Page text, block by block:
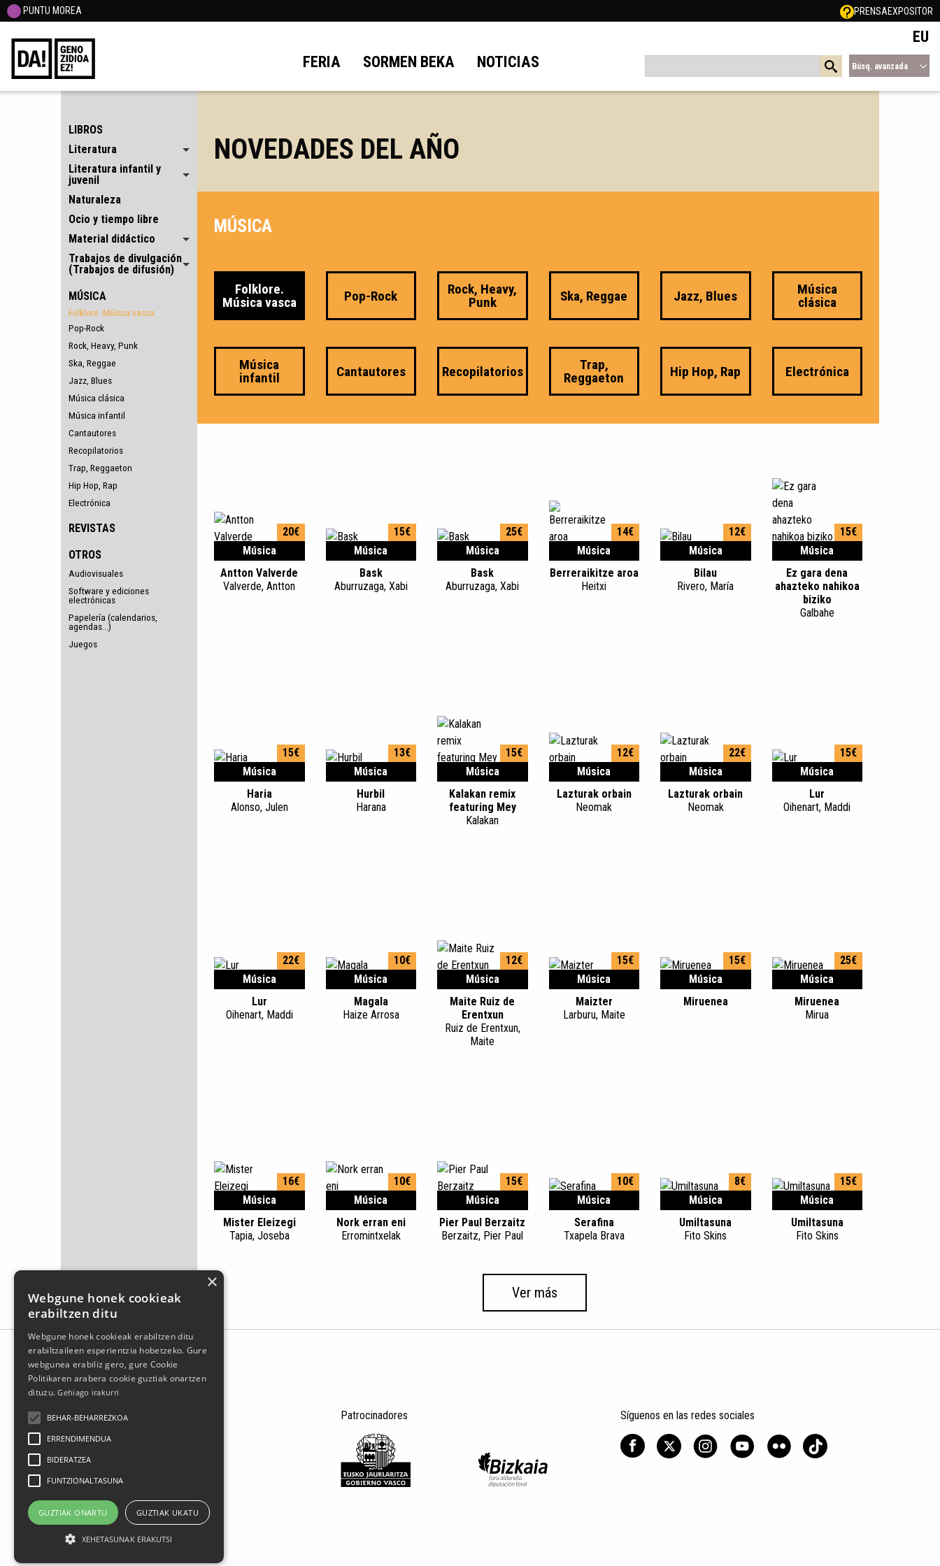
PUNTU MOREA PRENSAEXPOSITOR
FERIA SORMEN BEKA NOTICIAS
EU
Búsq. avanzada
LIBROS
Literatura
Literatura infantil y
juvenil
Naturaleza
Ocio y tiempo libre
Material didáctico
Trabajos de divulgación
(Trabajos de difusión)
MÚSICA
Folklore. Música vasca
Pop-Rock
Rock, Heavy, Punk
Ska, Reggae
Jazz, Blues
Música clásica
Música infantil
Cantautores
Recopilatorios
Trap, Reggaeton
Hip Hop, Rap
Electrónica
REVISTAS
OTROS
Audiovisuales
Software y ediciones
electrónicas
Papelería (calendarios,
agendas...)
Juegos
NOVEDADES DEL AÑO
MÚSICA
Folklore.
Música vasca
Pop-Rock
Rock, Heavy,
Punk
Ska, Reggae Jazz, Blues
Música
clásica
Música
infantil
Cantautores Recopilatorios
Trap,
Reggaeton
Hip Hop, Rap Electrónica
Música
20€
Antton Valverde
Valverde, Antton
Música
15€
Bask
Aburruzaga, Xabi
Música
25€
Bask
Aburruzaga, Xabi
Música
14€
Berreraikitze aroa
Heitxi
Música
12€
Bilau
Rivero, María
Música
15€
Ez gara dena
ahazteko nahikoa
biziko
Galbahe
Música
15€
Haria
Alonso, Julen
Música
13€
Hurbil
Harana
Música
15€
Kalakan remix
featuring Mey
Kalakan
Música
12€
Lazturak orbain
Neomak
Música
22€
Lazturak orbain
Neomak
Música
15€
Lur
Oihenart, Maddi
Música
22€
Lur
Oihenart, Maddi
Música
10€
Magala
Haize Arrosa
Música
12€
Maite Ruiz de
Erentxun
Ruiz de Erentxun,
Maite
Música
15€
Maizter
Larburu, Maite
Música
15€
Miruenea
Música
25€
Miruenea
Mirua
Música
16€
Mister Eleizegi
Tapia, Joseba
Música
10€
Nork erran eni
Erromintxelak
Música
15€
Pier Paul Berzaitz
Berzaitz, Pier Paul
Música
10€
Serafina
Txapela Brava
Música
8€
Umiltasuna
Fito Skins
Música
15€
Umiltasuna
Fito Skins
Ver más
Tel.: 94 681 80 66
gerediaga@durangokoazoka.eus
Patrocinadores Síguenos en las redes sociales
×
Webgune honek cookieak
erabiltzen ditu
Webgune honek cookieak erabiltzen ditu
erabiltzaileen esperientzia hobetzeko. Gure
webgunea erabiliz gero, gure Cookie
Politikaren arabera cookie guztiak onartzen
dituzu.Gehiago irakurri
BEHAR-BEHARREZKOA
ERRENDIMENDUA
BIDERATZEA
FUNTZIONALTASUNA
GUZTIAK ONARTU GUZTIAK UKATU
XEHETASUNAK ERAKUTSI